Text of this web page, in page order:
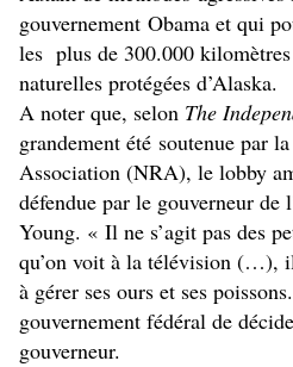
gouvernement Obama et qui
les plus de 300.000 kilomètres
naturelles protégées d’Alaska.
A noter que, selon The
grandement été soutenue par
Association (NRA), le lobby
défendue par le gouverneur de
Young. « Il ne s’agit pas des
qu’on voit à la télévision (…),
à gérer ses ours et ses
gouvernement fédéral de
gouverneur.